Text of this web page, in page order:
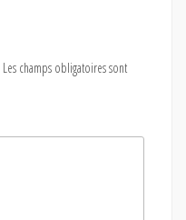
Les champs obligatoires sont